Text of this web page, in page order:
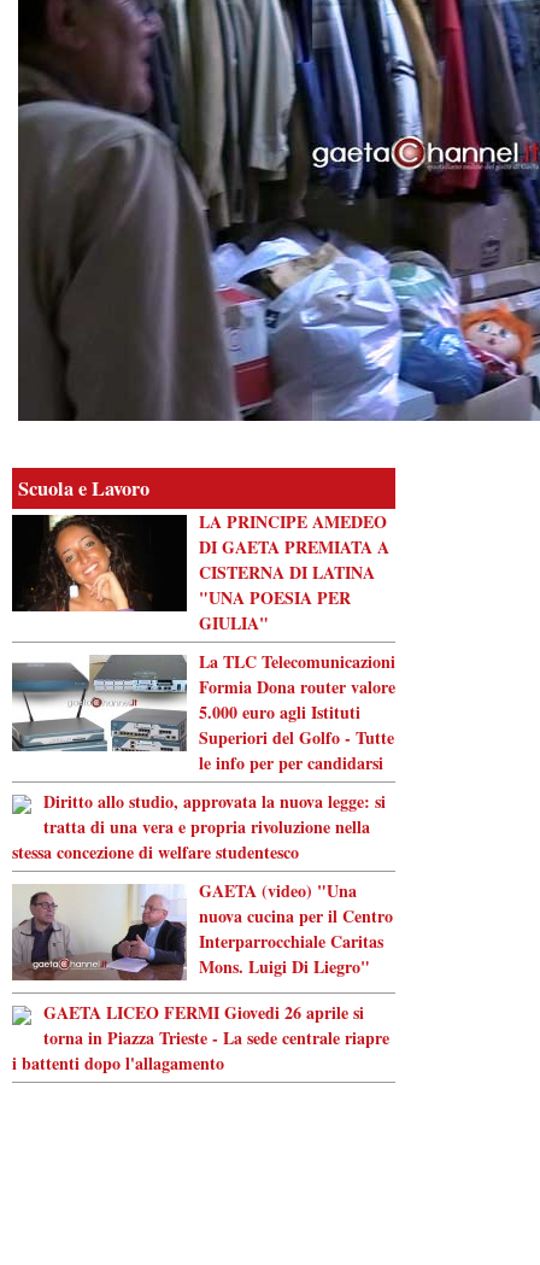
Scuola e Lavoro
LA PRINCIPE AMEDEO
DI GAETA PREMIATA A
CISTERNA DI LATINA
"UNA POESIA PER
GIULIA"
La TLC Telecomunicazioni
Formia Dona router valore
5.000 euro agli Istituti
Superiori del Golfo - Tutte
le info per per candidarsi
Diritto allo studio, approvata la nuova legge: si
tratta di una vera e propria rivoluzione nella
stessa concezione di welfare studentesco
GAETA (video) "Una
nuova cucina per il Centro
Interparrocchiale Caritas
Mons. Luigi Di Liegro"
GAETA LICEO FERMI Giovedi 26 aprile si
torna in Piazza Trieste - La sede centrale riapre
i battenti dopo l'allagamento